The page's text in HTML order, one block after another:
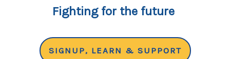
Fighting for the future
SIGNUP, LEARN & SUPPORT